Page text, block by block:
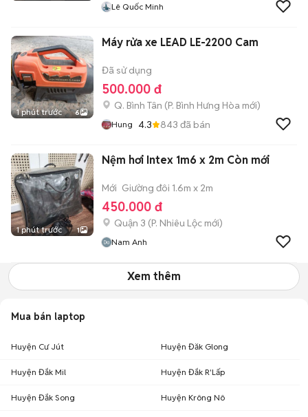
Lê Quốc Minh
1 phút trước 6
Máy rửa xe LEAD LE-2200 Cam
Đã sử dụng
500.000 đ
Q. Bình Tân (P. Bình Hưng Hòa mới)
Hung 4.3 843 đã bán
1 phút trước 1
Nệm hơi Intex 1m6 x 2m Còn mới
Mới Giường đôi 1.6m x 2m
450.000 đ
Quận 3 (P. Nhiêu Lộc mới)
Nam Anh
Xem thêm
Mua bán laptop
Huyện Cư Jút Huyện Đăk Glong
Huyện Đắk Mil Huyện Đắk R'Lấp
Huyện Đắk Song Huyện Krông Nô